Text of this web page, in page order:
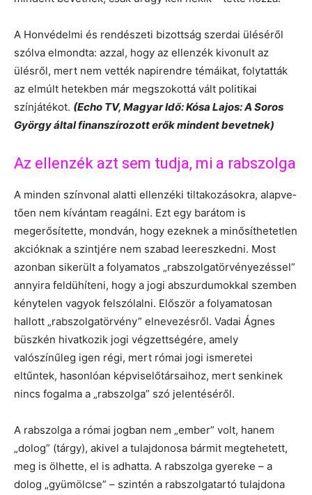
A Honvédelmi és rendészeti bizottság szerdai üléséről
szólva elmondta: azzal, hogy az ellenzék kivonult az
ülésről, mert nem vették napirendre témáikat, folytatták
az elmúlt hetekben már megszokottá vált politikai
színjátékot. (Echo TV, Magyar Idő: Kósa Lajos: A Soros
György által finanszírozott erők mindent bevetnek)
Az ellenzék azt sem tudja, mi a rabszolga
A minden színvonal alatti ellenzéki tiltakozásokra, alapve­
tően nem kívántam reagálni. Ezt egy barátom is
megerősítette, mondván, hogy ezeknek a minősíthetetlen
akcióknak a szintjére nem szabad leereszkedni. Most
azonban sikerült a folyamatos „rabszolgatörvényezéssel”
annyira feldühíteni, hogy a jogi abszurdumokkal szemben
kénytelen vagyok felszólalni. Először a folyamatosan
hallott „rabszolgatörvény” elnevezésről. Vadai Ágnes
büszkén hivatkozik jogi végzettségére, amely
valószínűleg igen régi, mert római jogi ismeretei
eltűntek, hasonlóan képviselőtársaihoz, mert senkinek
nincs fogalma a „rabszolga” szó jelentéséről.
A rabszolga a római jogban nem „ember” volt, hanem
„dolog” (tárgy), akivel a tulajdonosa bármit megtehetett,
meg is ölhette, el is adhatta. A rabszolga gyereke – a
dolog „gyümölcse” – szintén a rabszolgatartó tulajdona